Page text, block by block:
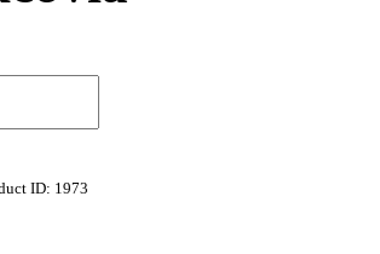
ID: 1973